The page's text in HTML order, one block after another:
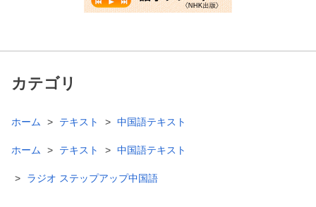
カテゴリ
ホーム テキスト 中国語テキスト
ホーム テキスト 中国語テキスト
ラジオ ステップアップ中国語